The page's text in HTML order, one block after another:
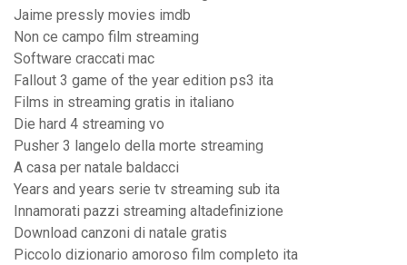
Jaime pressly movies imdb
Non ce campo film streaming
Software craccati mac
Fallout 3 game of the year edition ps3 ita
Films in streaming gratis in italiano
Die hard 4 streaming vo
Pusher 3 langelo della morte streaming
A casa per natale baldacci
Years and years serie tv streaming sub ita
Innamorati pazzi streaming altadefinizione
Download canzoni di natale gratis
Piccolo dizionario amoroso film completo ita